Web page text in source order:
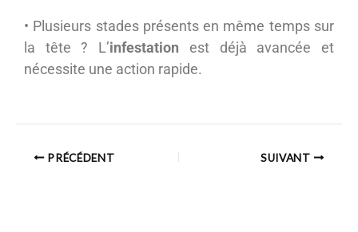
• Plusieurs stades présents en même temps sur
la tête ? L’infestation est déjà avancée et
nécessite une action rapide.
PRÉCÉDENT SUIVANT